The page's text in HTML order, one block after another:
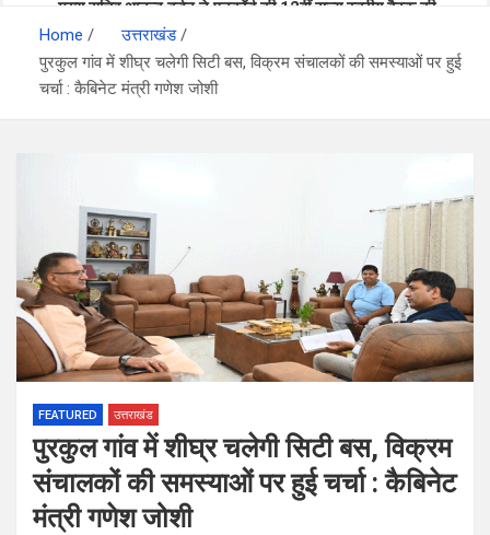
मुख्य सचिव आनन्द बर्द्धन ने एनकॉर्ड की 12वीं राज्य स्तरीय बैठक की
अध्यक्षता कीप्रदेश में विसंगति और अनमैप्ड मतदाताओं की सुनवाई जारी- सीईओ
बनबसा रेलवे स्टेशन पर अब रुकेगी अछनेरा-टनकपुर एक्सप्रेस, रेल मंत्री ने
मुख्यमंत्री धामी से महानिदेशक एनसीसी ने की शिष्टाचार भेंट
Home
उत्तराखंड
पुरकुल गांव में शीघ्र चलेगी सिटी बस, विक्रम संचालकों की समस्याओं पर हुई
चर्चा : कैबिनेट मंत्री गणेश जोशी
FEATURED उत्तराखंड
पुरकुल गांव में शीघ्र चलेगी सिटी बस, विक्रम
संचालकों की समस्याओं पर हुई चर्चा : कैबिनेट
मंत्री गणेश जोशी